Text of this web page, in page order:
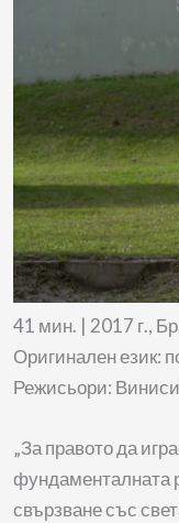
41 мин. | 2017 г.,
Оригинален език:
Режисьори:
„За правото да
фундаменталната
свързване със